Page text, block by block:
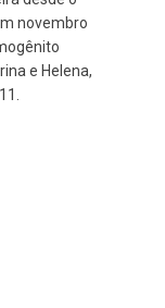
novembro
e Helena,